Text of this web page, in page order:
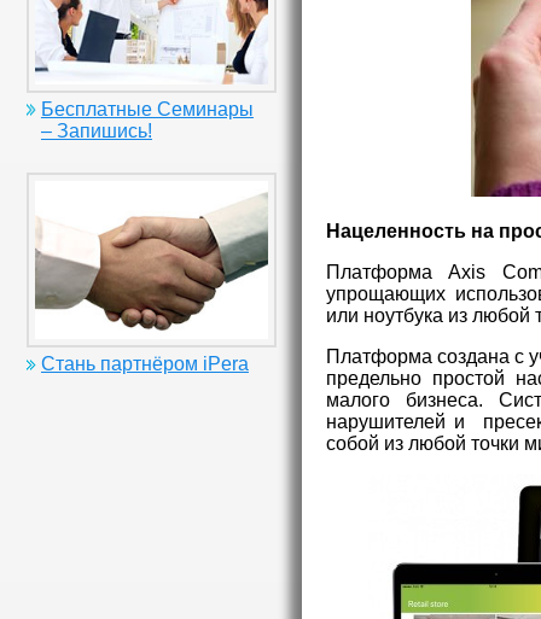
Бесплатные Семинары
– Запишись!
Стань партнёром iPera
Нацеленность на
Платформа Axis
упрощающих
или ноутбука из любой
Платформа создана с
предельно простой
малого бизнеса.
нарушителей и
собой из любой точки